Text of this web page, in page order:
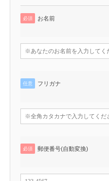
必須 お名前
任意 フリガナ
必須 郵便番号(自動変換)